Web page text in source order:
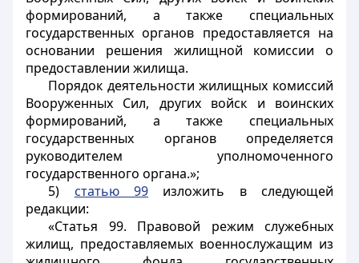
формирований, а также специальных
государственных органов предоставляется на
основании решения жилищной комиссии о
предоставлении жилища.
Порядок деятельности жилищных комиссий
Вооруженных Сил, других войск и воинских
формирований, а также специальных
государственных органов определяется
руководителем уполномоченного
государственного органа.»;
5) статью 99 изложить в следующей
редакции:
«Статья 99. Правовой режим служебных
жилищ, предоставляемых военнослужащим из